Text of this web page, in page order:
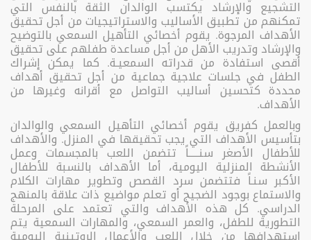
التشجيع والإرشاد يكتسب الوالدان الثقة بالنفس التي
تمكنهم من تطبيق الأساليب والاستراتيجيات من أجل تحقيق
الأهداف المرجوة. يقوم أخصائي التأهيل السمعي بالتوضيح
والإرشاد وتدريب الأهل من أجل مساعدة طفلهم على تحقيق
أقصى استفادة من قدراته السمعيـة. كما يمكن إشراك
الطفل في جلسات علاجية جماعية من أجل تحقيق أهداف
محددة كتحسين أساليب التواصل مع أقرانه وغيرها من
الأهداف.
وبالعمل كفريق يقوم أخصائي التأهيل السمعي والوالدان
بتأسيس الأهداف التي يجب تحقيقها في المنزل. والأهداف
للأطفال الأصغر سنـــــاً تتضمن اللعب بالمجسمات وعمل
الأنشطة المنزلية اليومية، أما الأهداف بالنسبة للأطفال
الأكبر سنـاً فتتضمن سرد القصص وتطوير مهارات الكلام
والاستماع بوجود الضجيج أو تعلم مواضيع ذات علاقة بالمنهج
الدراسي. كل هذه الأهداف والتي تعتمد على المرحلة
التطورية للطفل، والعمر السمعي، والمهارات السمعية يتم